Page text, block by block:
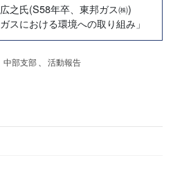
之氏(S58年卒、東邦ガス㈱)
ガスにおける環境への取り組み」
中部支部 活動報告